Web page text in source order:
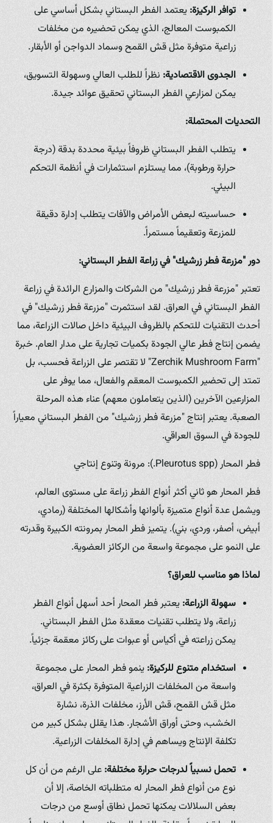
توافر الركيزة:يعتمد الفطر البستاني بشكل أساسي على
الكمبوست المعالج، الذي يمكن تحضيره من مخلفات
زراعية متوفرة مثل قش القمح وسماد الدواجن أو الأبقار.
الجدوى الاقتصادية:نظراً للطلب العالي وسهولة التسويق،
يمكن لمزارعي الفطر البستاني تحقيق عوائد جيدة.
التحديات المحتملة:
يتطلب الفطر البستاني ظروفاً بيئية محددة بدقة (درجة
حرارة ورطوبة)، مما يستلزم استثمارات في أنظمة التحكم
البيئي.
حساسيته لبعض الأمراض والآفات يتطلب إدارة دقيقة
للمزرعة وتعقيماً مستمراً.
دور "مزرعة فطر زرشيك" في زراعة الفطر البستاني:
تعتبر "مزرعة فطر زرشيك" من الشركات والمزارع الرائدة في زراعة
الفطر البستاني في العراق. لقد استثمرت "مزرعة فطر زرشيك" في
أحدث التقنيات للتحكم بالظروف البيئية داخل صالات الزراعة، مما
يضمن إنتاج فطر عالي الجودة بكميات تجارية على مدار العام. خبرة
"Zerchik Mushroom Farm" لا تقتصر على الزراعة فحسب، بل
تمتد إلى تحضير الكمبوست المعقم والفعال، مما يوفر على
المزارعين الآخرين (الذين يتعاملون معهم) عناء هذه المرحلة
الصعبة. يعتبر إنتاج "مزرعة فطر زرشيك" من الفطر البستاني معياراً
للجودة في السوق العراقي.
فطر المحار (Pleurotus spp.): مرونة وتنوع إنتاجي
فطر المحار هو ثاني أكثر أنواع الفطر زراعة على مستوى العالم،
ويشمل عدة أنواع متميزة بألوانها وأشكالها المختلفة (رمادي،
أبيض، أصفر، وردي، بني). يتميز فطر المحار بمرونته الكبيرة وقدرته
على النمو على مجموعة واسعة من الركائز العضوية.
لماذا هو مناسب للعراق؟
سهولة الزراعة:يعتبر فطر المحار أحد أسهل أنواع الفطر
زراعة، ولا يتطلب تقنيات معقدة مثل الفطر البستاني.
يمكن زراعته في أكياس أو عبوات على ركائز معقمة جزئياً.
استخدام متنوع للركيزة:ينمو فطر المحار على مجموعة
واسعة من المخلفات الزراعية المتوفرة بكثرة في العراق،
مثل قش القمح، قش الأرز، مخلفات الذرة، نشارة
الخشب، وحتى أوراق الأشجار. هذا يقلل بشكل كبير من
تكلفة الإنتاج ويساهم في إدارة المخلفات الزراعية.
تحمل نسبياً لدرجات حرارة مختلفة:على الرغم من أن كل
نوع من أنواع فطر المحار له متطلباته الخاصة، إلا أن
بعض السلالات يمكنها تحمل نطاق أوسع من درجات